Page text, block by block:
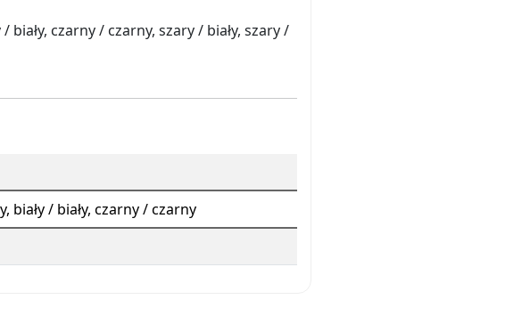
czarny / czarny, szary / biały, szary /
biały / biały, czarny / czarny